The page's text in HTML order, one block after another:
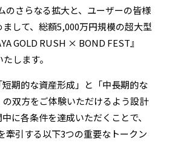
のさらなる拡大と、ユーザーの皆様
して、総額5,000万円規模の超大型
GOLD RUSH × BOND FEST』
します。
期的な資産形成」と「中長期的な
双方をご体験いただけるよう設計
に各条件を達成いただくことで、
牽引する以下3つの重要なトークン